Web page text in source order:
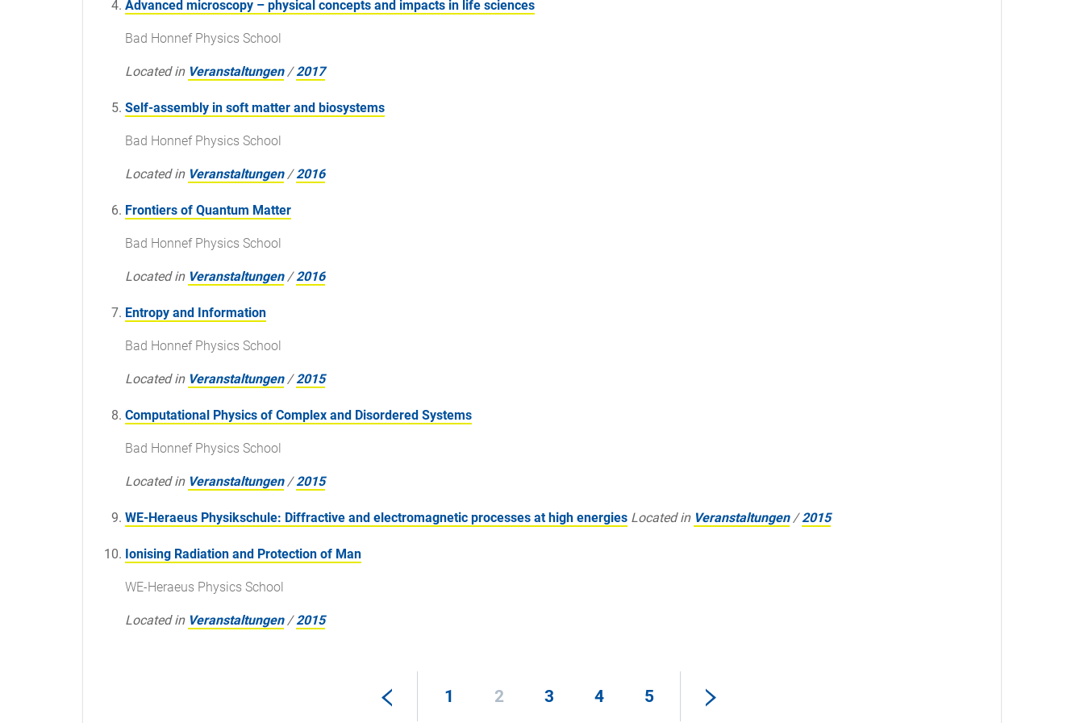
Advanced microscopy – physical concepts and impacts in life sciences
Bad Honnef Physics School
Located in Veranstaltungen /2017
Self-assembly in soft matter and biosystems
Bad Honnef Physics School
Located in Veranstaltungen /2016
Frontiers of Quantum Matter
Bad Honnef Physics School
Located in Veranstaltungen /2016
Entropy and Information
Bad Honnef Physics School
Located in Veranstaltungen /2015
Computational Physics of Complex and Disordered Systems
Bad Honnef Physics School
Located in Veranstaltungen /2015
WE-Heraeus Physikschule: Diffractive and electromagnetic processes at high energies Located in Veranstaltungen /2015
Ionising Radiation and Protection of Man
WE-Heraeus Physics School
Located in Veranstaltungen /2015
1 2 3 4 5